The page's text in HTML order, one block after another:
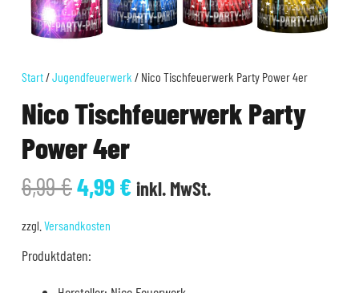
Start/Jugendfeuerwerk / Nico Tischfeuerwerk Party Power 4er
Nico Tischfeuerwerk Party
Power 4er
6,99€Ursprünglicher
Preis
war:
6,99 €
4,99€Aktueller
inkl. MwSt.
zzgl. Versandkosten
Produktdaten: